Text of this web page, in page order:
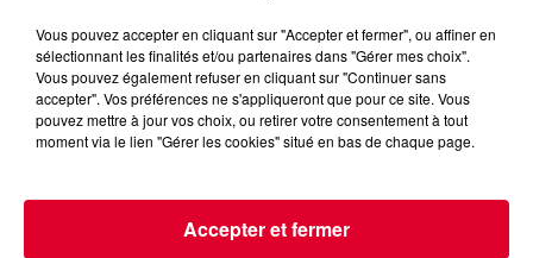
Art Paris 2024
Crédit :Art Paris 2024
Grand Palais Ephémère de Paris !
Vous pouvez accepter en cliquant sur "Accepter et fermer", ou affiner en
sélectionnant les finalités et/ou partenaires dans "Gérer mes choix".
Vous pouvez également refuser en cliquant sur "Continuer sans
accepter". Vos préférences ne s'appliqueront que pour ce site. Vous
pouvez mettre à jour vos choix, ou retirer votre consentement à tout
moment via le lien "Gérer les cookies" situé en bas de chaque page.
Accepter et fermer